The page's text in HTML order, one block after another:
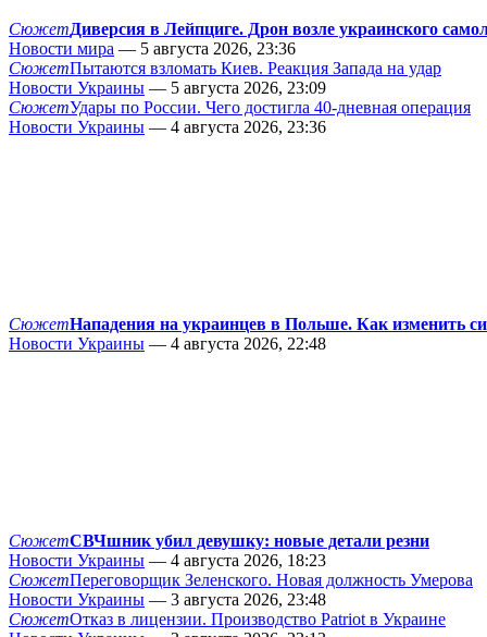
СюжетДиверсия в Лейпциге. Дрон возле украинского
Новости мира — 5 августа 2026, 23:36
СюжетПытаются взломать Киев. Реакция Запада на удар
Новости Украины — 5 августа 2026, 23:09
СюжетУдары по России. Чего достигла 40-дневная операция
Новости Украины — 4 августа 2026, 23:36
СюжетНападения на украинцев в Польше. Как изменить
Новости Украины — 4 августа 2026, 22:48
СюжетСВЧшник убил девушку: новые детали резни
Новости Украины — 4 августа 2026, 18:23
СюжетПереговорщик Зеленского. Новая должность Умерова
Новости Украины — 3 августа 2026, 23:48
СюжетОтказ в лицензии. Производство Patriot в Украине